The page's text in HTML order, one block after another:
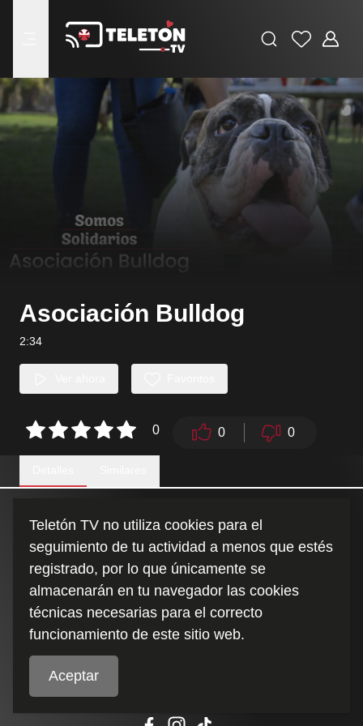
BuscarFavoritos
Asociación Bulldog
2:34
0 0 0
La Asociación de Bulldogs y Golden Retriever se unen por la
campaña Teletón.
Duración
2:34
Teletón TV no utiliza cookies para el
seguimiento de tu actividad a menos que estés
registrado, por lo que únicamente se
almacenarán en tu navegador las cookies
técnicas necesarias para el correcto
funcionamiento de este sitio web.
Aceptar